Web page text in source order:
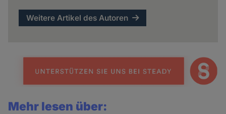
Weitere Artikel des Autoren
Mehr lesen über: